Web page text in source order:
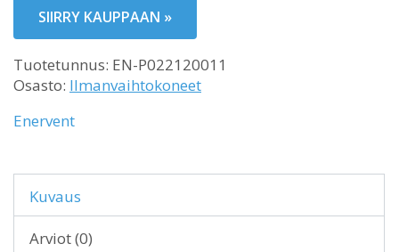
SIIRRY KAUPPAAN »
Tuotetunnus: EN-P022120011
Osasto: Ilmanvaihtokoneet
Enervent
Kuvaus
Arviot (0)